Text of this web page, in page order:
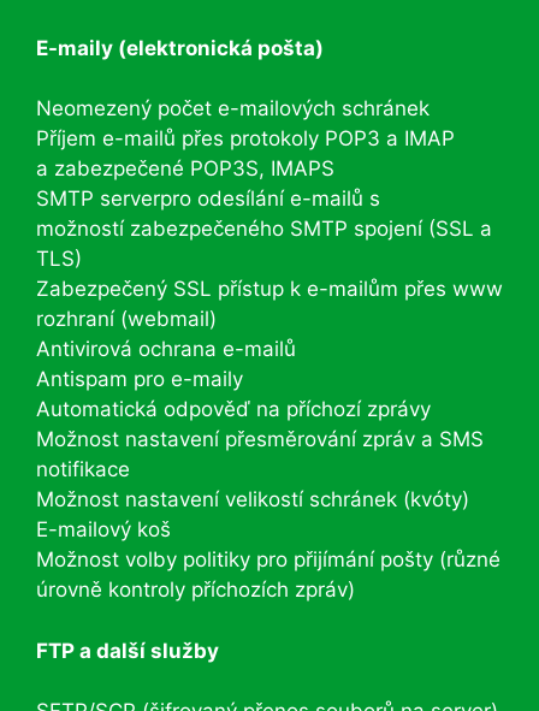
E-maily (elektronická pošta)
Neomezený počet e-mailových schránek
Příjem e-mailů přes protokoly POP3 a IMAP
a zabezpečené POP3S, IMAPS
SMTP serverpro odesílání e-mailů s
možností zabezpečeného SMTP spojení (SSL a
TLS)
Zabezpečený SSL přístup k e-mailům přes www
rozhraní (webmail)
Antivirová ochrana e-mailů
Antispam pro e-maily
Automatická odpověď na příchozí zprávy
Možnost nastavení přesměrování zpráv a SMS
notifikace
Možnost nastavení velikostí schránek (kvóty)
E-mailový koš
Možnost volby politiky pro přijímání pošty (různé
úrovně kontroly příchozích zpráv)
FTP a další služby